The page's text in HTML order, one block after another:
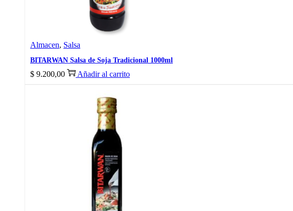
Almacen, Salsa
BITARWAN Salsa de Soja Tradicional 1000ml
$ 9.200,00 Añadir al carrito